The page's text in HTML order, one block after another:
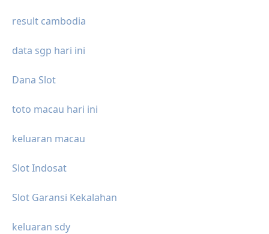
result cambodia
data sgp hari ini
Dana Slot
toto macau hari ini
keluaran macau
Slot Indosat
Slot Garansi Kekalahan
keluaran sdy